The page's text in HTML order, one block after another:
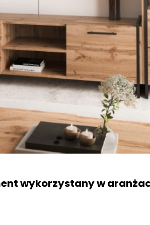
wykorzystany w